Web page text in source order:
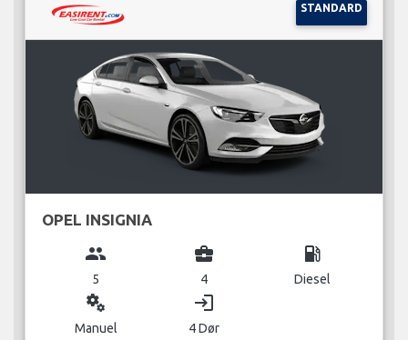
STANDARD
OPEL INSIGNIA
group
5
business_center
4
local_gas_station
Diesel
miscellaneous_services
Manuel
login
4 Dør